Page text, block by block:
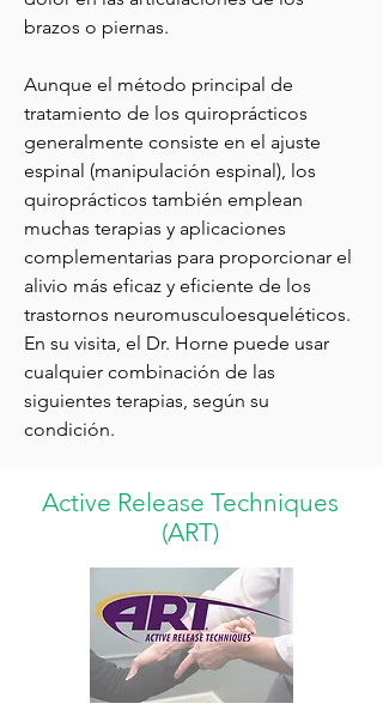
Active Release Techniques
(ART)
brazos o piernas.
Aunque el método principal de
tratamiento de los quiroprácticos
generalmente consiste en el ajuste
espinal (manipulación espinal), los
quiroprácticos también emplean
muchas terapias y aplicaciones
complementarias para proporcionar el
alivio más eficaz y eficiente de los
trastornos neuromusculoesqueléticos.
En su visita, el Dr. Horne puede usar
cualquier combinación de las
siguientes terapias, según su
condición.